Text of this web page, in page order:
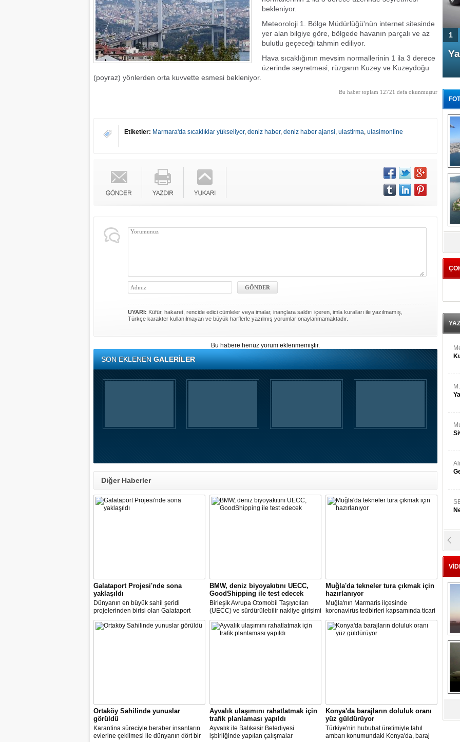
bekleniyor.
Meteoroloji 1. Bölge Müdürlüğü'nün internet sitesinde
yer alan bilgiye göre, bölgede havanın parçalı ve az
bulutlu geçeceği tahmin ediliyor.
Hava sıcaklığının mevsim normallerinin 1 ila 3 derece
üzerinde seyretmesi, rüzgarın Kuzey ve Kuzeydoğu
(poyraz) yönlerden orta kuvvette esmesi bekleniyor.
Bu haber toplam 12721 defa okunmuştur
Etiketler: Marmara'da sıcaklıklar yükseliyor, deniz haber, deniz haber ajansi, ulastirma, ulasimonline
UYARI: Küfür, hakaret, rencide edici cümleler veya imalar, inançlara saldırı içeren, imla kuralları ile yazılmamış,
Türkçe karakter kullanılmayan ve büyük harflerle yazılmış yorumlar onaylanmamaktadır.
Bu habere henüz yorum eklenmemiştir.
SON EKLENENGALERİLER
Diğer Haberler
Galataport Projesi'nde sona
yaklaşıldı
Dünyanın en büyük sahil şeridi
projelerinden birisi olan Galataport
Projesi'nde sona yaklaşıldı. Beyoğlu
Belediye Başkanı Haydar Ali Yıldız bir
BMW, deniz biyoyakıtını UECC,
GoodShipping ile test edecek
Birleşik Avrupa Otomobil Taşıyıcıları
(UECC) ve sürdürülebilir nakliye girişimi
GoodShipping Programı, UECC'nin
rulolarında deniz biyoyakıtını (BFO) test
etmeye devam etmek için şimdi
Muğla'da tekneler tura çıkmak için
hazırlanıyor
Muğla'nın Marmaris ilçesinde
koronavirüs tedbirleri kapsamında ticari
faaliyet yapmaları yasaklanan
günübirlik tur tekneleri ile mavi tur
teknelerinin bakım çalışmaları devam
Ortaköy Sahilinde yunuslar
görüldü
Karantina süreciyle beraber insanların
evlerine çekilmesi ile dünyanın dört bir
Ayvalık ulaşımını rahatlatmak için
trafik planlaması yapıldı
Ayvalık ile Balıkesir Belediyesi
işbirliğinde yapılan çalışmalar
Konya'da barajların doluluk oranı
yüz güldürüyor
Türkiye'nin hububat üretimiyle tahıl
ambarı konumundaki Konya'da, baraj
4 Kapılı AMG GT Coupe
Türkiye'de satışa çıktı
1